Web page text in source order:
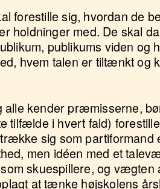
forestille sig, hvordan de
holdninger med. De skal
publikums viden og
hvem talen er tiltænkt og
kender præmisserne,
tilfælde i hvert fald)
sig som partiformand
men idéen med et
skuespillere, og
at tænke højskolens